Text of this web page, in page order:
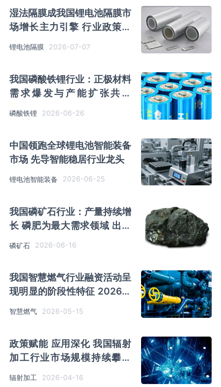
湿法隔膜成我国锂电池隔膜市
场增长主力引擎 行业政策支
持力度持续加码
锂电池隔膜 2026-07-07
我国磷酸铁锂行业：正极材料
需求爆发与产能扩张共振
2025年出口量暴增近9倍
磷酸铁锂 2026-06-26
中国领跑全球锂电池智能装备
市场 先导智能稳居行业龙头
锂电池智能装备 2026-06-25
我国磷矿石行业：产量持续增
长 磷肥为最大需求领域 出口
磷矿石 2026-06-16
我国智慧燃气行业融资活动呈
现明显的阶段性特征 2026年
市场兼并重组活动频发
智慧燃气 2026-05-15
政策赋能 应用深化 我国辐射
加工行业市场规模持续攀升
辐射材料改性主导
辐射加工 2026-04-16